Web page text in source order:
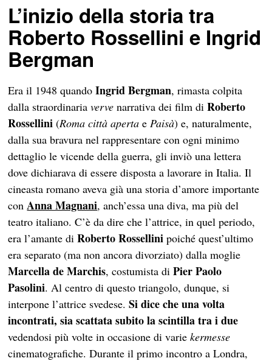
L’inizio della storia tra
Roberto Rossellini e Ingrid
Bergman
Era il 1948 quandoIngrid Bergman, rimasta colpita
dalla straordinariavervenarrativa dei film diRoberto
Rossellini (Roma città aperta ePaisà) e, naturalmente,
dalla sua bravura nel rappresentare con ogni minimo
dettaglio le vicende della guerra, gli inviò una lettera
dove dichiarava di essere disposta a lavorare in Italia. Il
cineasta romano aveva già una storia d’amore importante
conAnna Magnani, anch’essa una diva, ma più del
teatro italiano. C’è da dire che l’attrice, in quel periodo,
era l’amante diRoberto Rossellini poiché quest’ultimo
era separato (ma non ancora divorziato) dalla moglie
Marcella de Marchis, costumista diPier Paolo
Pasolini. Al centro di questo triangolo, dunque, si
interpone l’attrice svedese.Si dice che una volta
incontrati, sia scattata subito la scintilla tra i due
vedendosi più volte in occasione di variekermesse
cinematografiche. Durante il primo incontro a Londra,